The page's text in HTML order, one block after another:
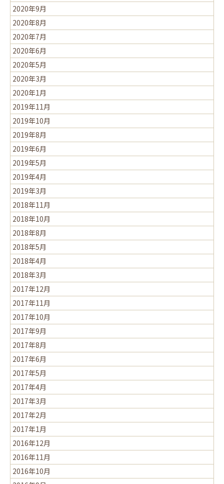
2020年9月
2020年8月
2020年7月
2020年6月
2020年5月
2020年3月
2020年1月
2019年11月
2019年10月
2019年8月
2019年6月
2019年5月
2019年4月
2019年3月
2018年11月
2018年10月
2018年8月
2018年5月
2018年4月
2018年3月
2017年12月
2017年11月
2017年10月
2017年9月
2017年8月
2017年6月
2017年5月
2017年4月
2017年3月
2017年2月
2017年1月
2016年12月
2016年11月
2016年10月